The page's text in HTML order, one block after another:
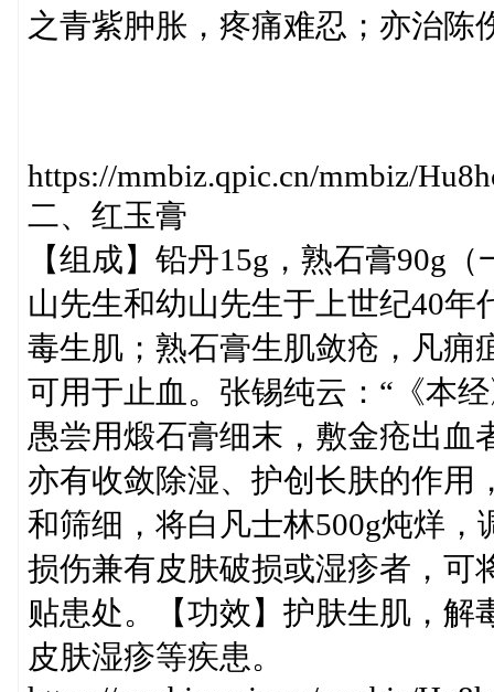
之青紫肿胀，疼痛难忍；亦治陈
https://mmbiz.qpic.cn/mmbiz/
二、红玉膏
【组成】铅丹15g，熟石膏90g
山先生和幼山先生于上世纪40
毒生肌；熟石膏生肌敛疮，凡痈
可用于止血。张锡纯云：“《本
愚尝用煅石膏细末，敷金疮出血
亦有收敛除湿、护创长肤的作用
和筛细，将白凡士林500g炖烊
损伤兼有皮肤破损或湿疹者，可
贴患处。【功效】护肤生肌，解
皮肤湿疹等疾患。